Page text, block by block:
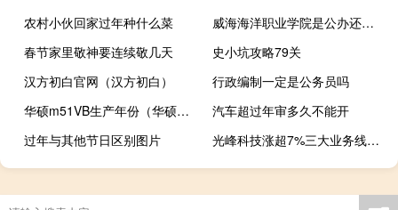
农村小伙回家过年种什么菜
威海海洋职业学院是公办还是民办
春节家里敬神要连续敬几天
史小坑攻略79关
汉方初白官网（汉方初白）
行政编制一定是公务员吗
华硕m51VB生产年份（华硕m51v）
汽车超过年审多久不能开
过年与其他节日区别图片
光峰科技涨超7%三大业务线已获6个定点落地